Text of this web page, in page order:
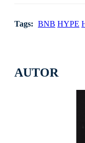
AUTOR
Tags: BNB HYPE